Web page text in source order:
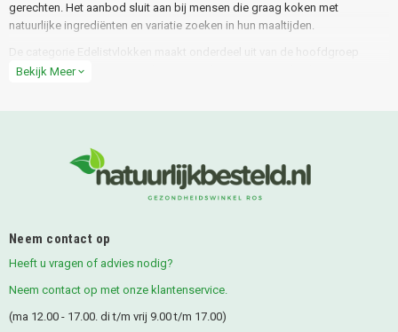
gerechten. Het aanbod sluit aan bij mensen die graag koken met
natuurlijke ingrediënten en variatie zoeken in hun maaltijden.
Vezegls & Zemelen
Edelgistvlokken worden gemaakt van geïnactiveerde gist die wordt
gekweekt op natuurlijke voedingsbodems. Na verwerking ontstaan lichte
vlokken die eenvoudig over gerechten kunnen worden gestrooid of
kunnen worden meegemengd. Edelistvlokken worden al langere tijd
Door de droge vorm zijn edelgistvlokken makkelijk te doseren en breed
toepasbaar. Ze lossen niet volledig op, maar behouden een lichte
Ons assortiment edelgistvlokken
Bekijk Meerexpand_more
Neem contact op
Heeft u vragen of advies nodig?
Neem contact op met onze klantenservice.
(ma 12.00 - 17.00. di t/m vrij 9.00 t/m 17.00)